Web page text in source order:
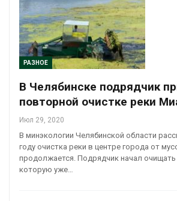
РАЗНОЕ
В Челябинске подрядчик
повторной очистке реки
Июл 29, 2020
В минэкологии Челябинской области
году очистка реки в центре города от
продолжается. Подрядчик начал очищать
которую уже…